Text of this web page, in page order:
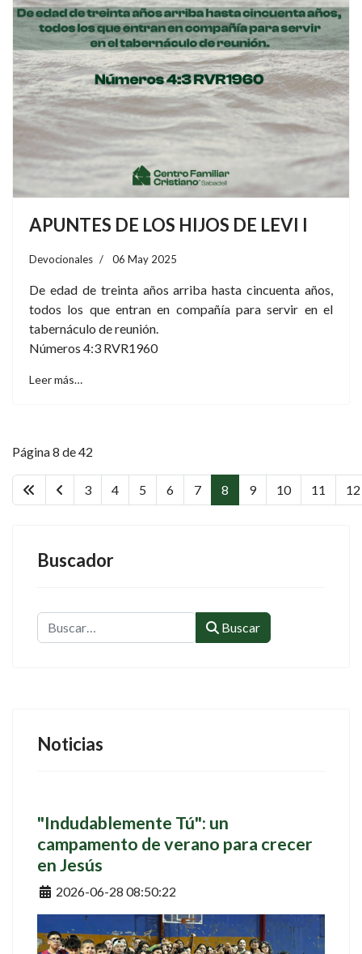
APUNTES DE LOS HIJOS DE LEVI I
Devocionales 06 May 2025
De edad de treinta años arriba hasta cincuenta años,
todos los que entran en compañía para servir en el
tabernáculo de reunión.
Números 4:3 RVR1960
Leer más…
Página 8 de 42
3 4 5 6 7 8 9 10 11 12
Buscador
Buscar Buscar
Noticias
"Indudablemente Tú": un
campamento de verano para crecer
en Jesús
Detalles
2026-06-28 08:50:22